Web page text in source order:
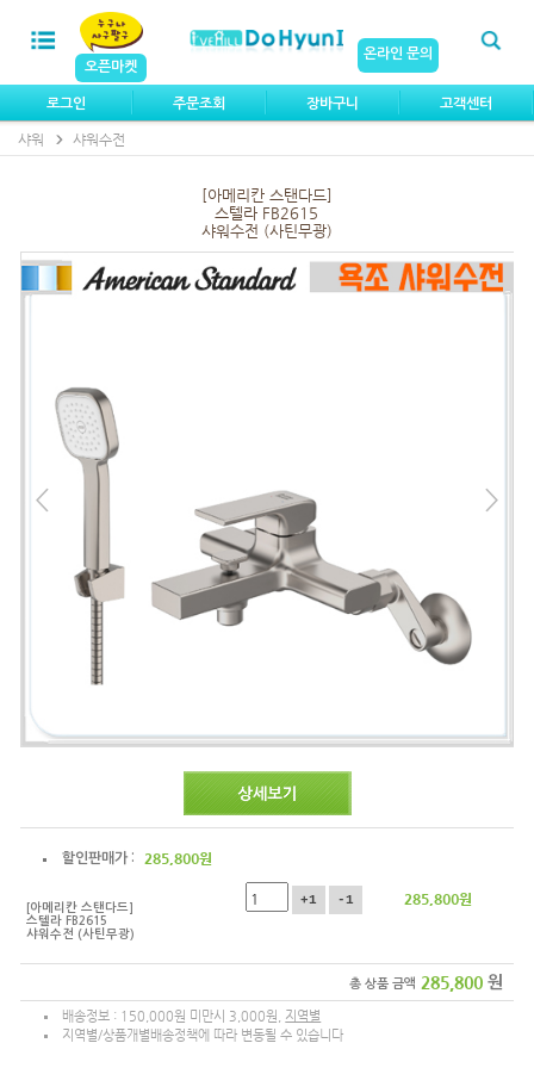
오픈마켓
온라인 문의
로그인 주문조회 장바구니 고객센터
샤워 샤워수전
[아메리칸 스탠다드]
스텔라 FB2615
샤워수전 (사틴무광)
할인판매가 : 285,800원
[아메리칸 스탠다드]
스텔라 FB2615
샤워수전 (사틴무광)
+1 -1 285,800원
총 상품 금액 285,800 원
배송정보 : 150,000원 미만시 3,000원, 지역별
지역별/상품개별배송정책에 따라 변동될 수 있습니다